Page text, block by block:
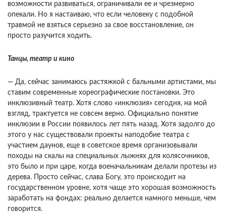
возможности развиваться, ограничивали ее и чрезмерно
опекали. Но я настаиваю, что если человеку с подобной
травмой не взяться серьезно за свое восстановление, он
просто разучится ходить.
Танцы, театр и кино
— Да, сейчас занимаюсь растяжкой с бальными артистами, мы
ставим современные хореографические постановки. Это
инклюзивный театр. Хотя слово «инклюзия» сегодня, на мой
взгляд, трактуется не совсем верно. Официально понятие
инклюзии в России появилось лет пять назад. Хотя задолго до
этого у нас существовали проекты наподобие театра с
участием даунов, еще в советское время организовывали
походы на скалы на специальных лыжнях для колясочников,
это было и при царе, когда военачальникам делали протезы из
дерева. Просто сейчас, слава Богу, это происходит на
государственном уровне, хотя чаще это хорошая возможность
заработать на фондах: реально делается намного меньше, чем
говорится.